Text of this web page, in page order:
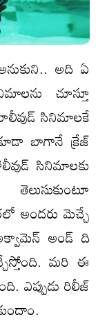
అది ఏ
చూస్తూ
టాలీవుడ్ సినిమాలకే
బాగానే క్రేజ్
సినిమాలకు
అందరు మెచ్చే
అండ్ ది
మరి ఈ
ఎప్పుడు రిలీజ్